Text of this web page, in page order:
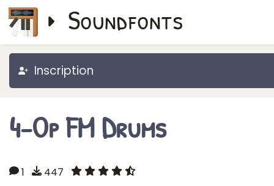
Soundfonts
Inscription
4-Op FM Drums
1 447